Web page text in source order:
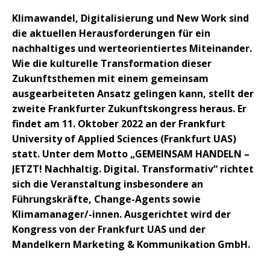
Klimawandel, Digitalisierung und New Work sind
die aktuellen Herausforderungen für ein
nachhaltiges und werteorientiertes Miteinander.
Wie die kulturelle Transformation dieser
Zukunftsthemen mit einem gemeinsam
ausgearbeiteten Ansatz gelingen kann, stellt der
zweite Frankfurter Zukunftskongress heraus. Er
findet am 11. Oktober 2022 an der Frankfurt
University of Applied Sciences (Frankfurt UAS)
statt. Unter dem Motto „GEMEINSAM HANDELN –
JETZT! Nachhaltig. Digital. Transformativ“ richtet
sich die Veranstaltung insbesondere an
Führungskräfte, Change-Agents sowie
Klimamanager/-innen. Ausgerichtet wird der
Kongress von der Frankfurt UAS und der
Mandelkern Marketing & Kommunikation GmbH.